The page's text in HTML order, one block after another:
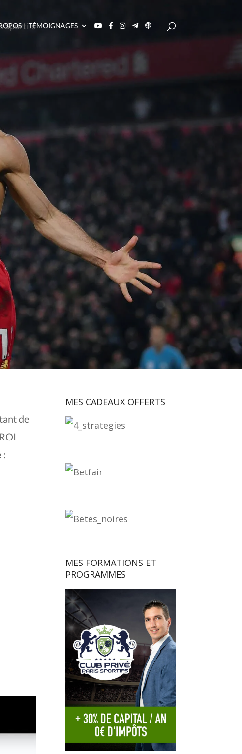
TÉMOIGNAGES
?
de
:
MES CADEAUX OFFERTS
MES FORMATIONS ET
PROGRAMMES